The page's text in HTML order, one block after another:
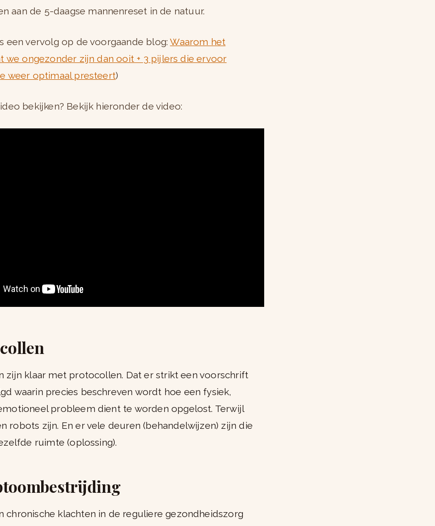
aan de 5-daagse mannenreset in de natuur.
een vervolg op de voorgaande blog:Waarom het
we ongezonder zijn dan ooit + 3 pijlers die ervoor
weer optimaal presteert)
bekijken? Bekijk hieronder de video:
zijn klaar met protocollen. Dat er strikt een voorschrift
waarin precies beschreven wordt hoe een fysiek,
probleem dient te worden opgelost. Terwijl
robots zijn. En er vele deuren (behandelwijzen) zijn die
ruimte (oplossing).
chronische klachten in de reguliere gezondheidszorg